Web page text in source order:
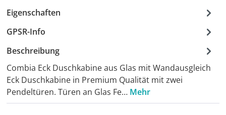
Eigenschaften
GPSR-Info
Beschreibung
Combia Eck Duschkabine aus Glas mit Wandausgleich
Eck Duschkabine in Premium Qualität mit zwei
Pendeltüren. Türen an Glas Fe… Mehr